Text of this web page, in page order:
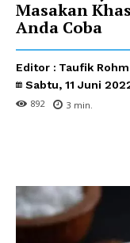
Masakan
Anda Coba
Editor : Taufik
Sabtu, 11 Juni
892 3 min.